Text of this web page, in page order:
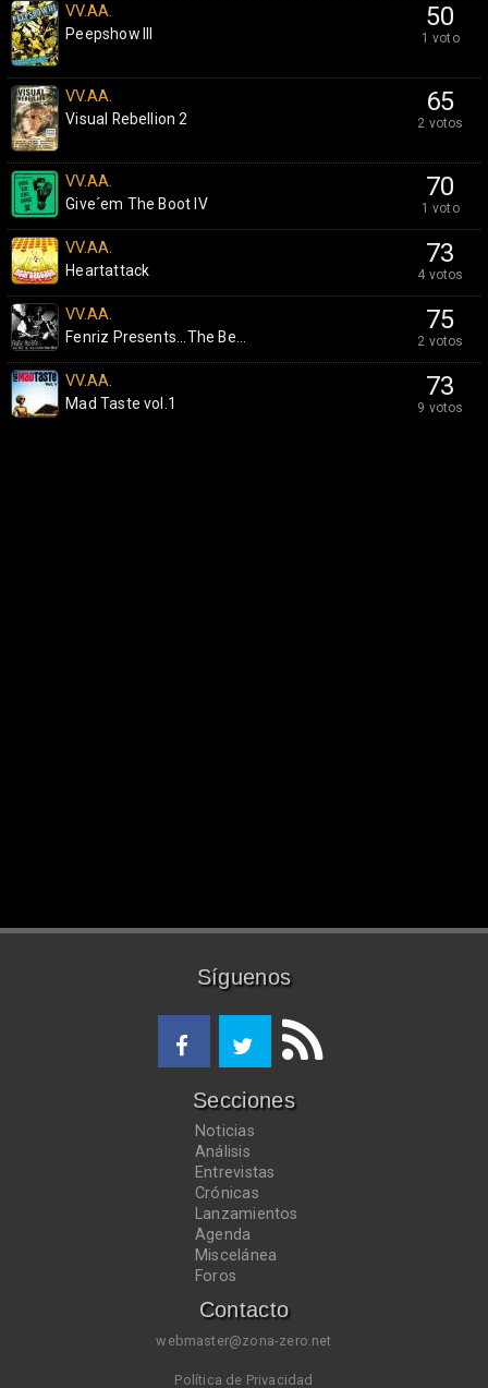
50
1 voto
VV.AA.
Peepshow III
65
2 votos
VV.AA.
Visual Rebellion 2
70
1 voto
VV.AA.
Give´em The Boot IV
73
4 votos
VV.AA.
Heartattack
75
2 votos
VV.AA.
Fenriz Presents...The Be...
73
9 votos
VV.AA.
Mad Taste vol.1
Síguenos
Secciones
Noticias
Análisis
Entrevistas
Crónicas
Lanzamientos
Agenda
Miscelánea
Foros
Contacto
webmaster@zona-zero.net
Política de Privacidad